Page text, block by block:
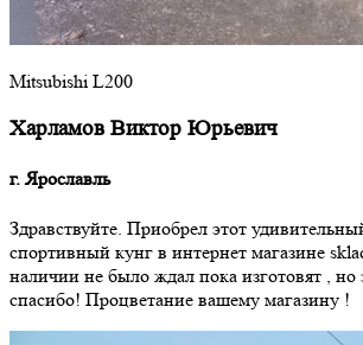
Mitsubishi L200
Харламов Виктор Юрьевич
г. Ярославль
Здравствуйте. Приобрел этот
спортивный кунг в интернет магазине
наличии не было ждал пока изготовят , но
спасибо! Процветание вашему магазину !